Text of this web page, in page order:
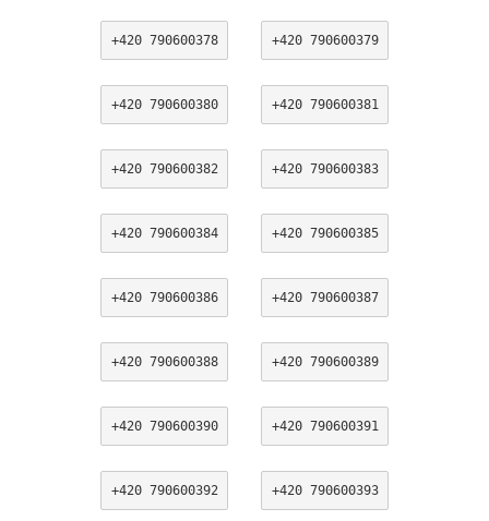
+420 790600378 +420 790600379
+420 790600380 +420 790600381
+420 790600382 +420 790600383
+420 790600384 +420 790600385
+420 790600386 +420 790600387
+420 790600388 +420 790600389
+420 790600390 +420 790600391
+420 790600392 +420 790600393